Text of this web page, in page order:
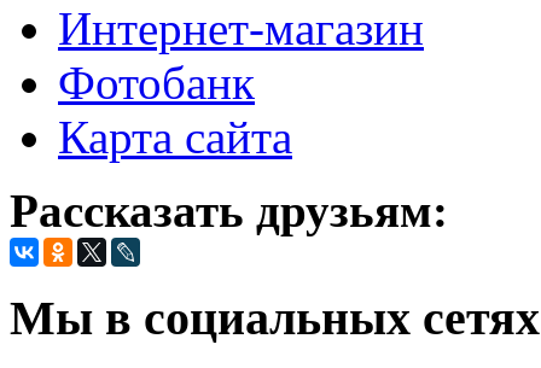
Интернет-магазин
Фотобанк
Карта сайта
Рассказать друзьям:
Мы в социальных